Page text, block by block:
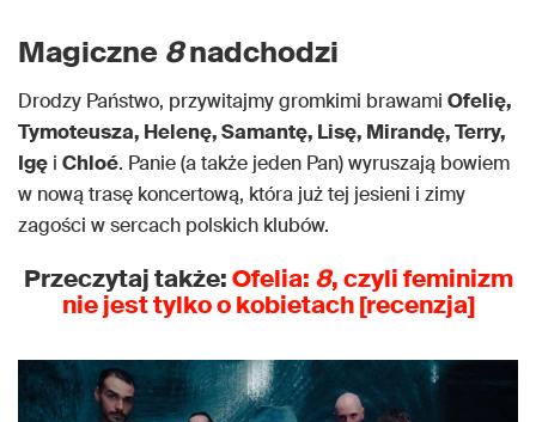
Magiczne 8nadchodzi
Drodzy Państwo, przywitajmy gromkimi brawami Ofelię,
Tymoteusza, Helenę, Samantę, Lisę, Mirandę, Terry,
Igę i Chloé. Panie (a także jeden Pan) wyruszają bowiem
w nową trasę koncertową, która już tej jesieni i zimy
zagości w sercach polskich klubów.
Przeczytaj także:Ofelia: 8, czyli feminizm
nie jest tylko o kobietach [recenzja]